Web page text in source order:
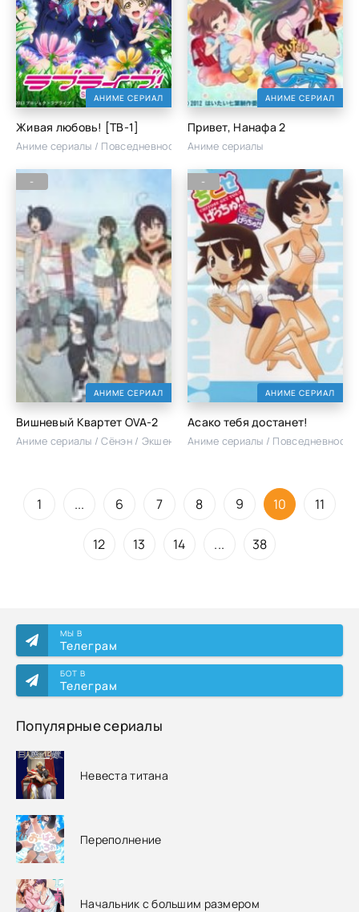
МЫ В
Телеграм
БОТ В
Телеграм
Популярные сериалы
Невеста титана
Переполнение
Начальник с большим размером
АНИМЕ СЕРИАЛ
Живая любовь! [ТВ-1]
Аниме сериалы / Повседневность / Школа
АНИМЕ СЕРИАЛ
Привет, Нанафа 2
Аниме сериалы
АНИМЕ СЕРИАЛ
-
Вишневый Квартет OVA-2
Аниме сериалы / Сёнэн / Экшен
АНИМЕ СЕРИАЛ
-
Асако тебя достанет!
Аниме сериалы /
1 ... 6 7 8 9 10 11
12 13 14 ... 38